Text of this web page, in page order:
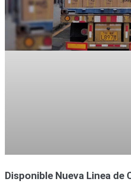
Disponible Nueva Linea de